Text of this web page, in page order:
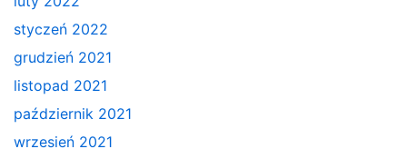
styczeń 2022
grudzień 2021
listopad 2021
październik 2021
wrzesień 2021